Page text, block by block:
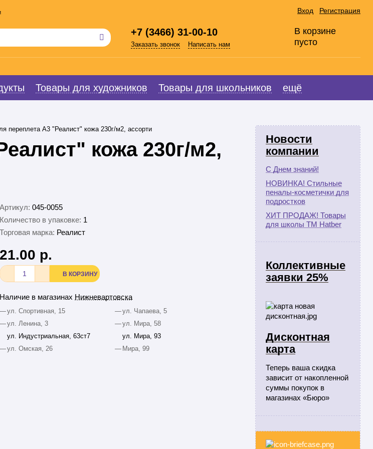
Вход Регистрация
+7 (3466) 31-00-10
Заказать звонок Написать нам
В корзине
пусто
Товары для художников Товары для школьников ещё
Новости
компании
С Днем знаний!
НОВИНКА! Стильные
пеналы-косметички для
подростков
ХИТ ПРОДАЖ! Товары
для школы ТМ Hatber
Коллективные
заявки 25%
Дисконтная
карта
Теперь ваша скидка
зависит от накопленной
суммы покупок в
магазинах «Бюро»
переплета А3 "Реалист" кожа 230г/м2, ассорти
кожа 230г/м2,
Артикул: 045-0055
Количество в упаковке: 1
Торговая марка: Реалист
21.00 р.
В КОРЗИНУ
Наличие в магазинах Нижневартовска
—ул. Спортивная, 15 —ул. Чапаева, 5
—ул. Ленина, 3 —ул. Мира, 58
ул. Индустриальная, 63ст7
ул. Мира, 93
—ул. Омская, 26 — Мира, 99